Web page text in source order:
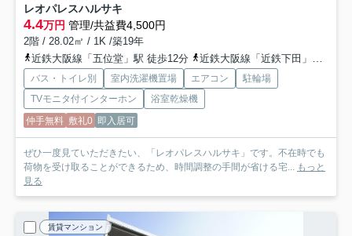
レオパレスハルサキ
4.4万円 管理/共益費4,500円
2階 / 28.02㎡ / 1K /築19年
近鉄大阪線「五位堂」駅 徒歩12分
近鉄大阪線「近鉄下田」駅 徒歩27分
バス・トイレ別 室内洗濯機置場 エアコン
駐輪場
TVモニタ付インターホン
浴室乾燥機
仲手無料 敷礼0 即入居可
ぜひ一度見ていただきたい、「レオパレスハルサキ」です。不在時でも
荷物を受け取ることができるため、時間調整の手間が省ける宅... もっと
見る
賃貸マンション